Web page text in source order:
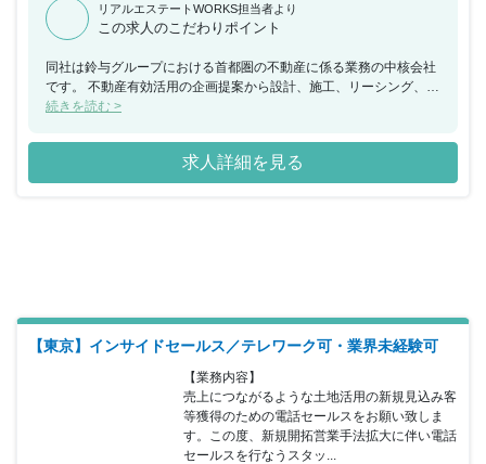
リアルエステートWORKS担当者より
この求人のこだわりポイント
同社は鈴与グループにおける首都圏の不動産に係る業務の中核会社
です。 不動産有効活用の企画提案から設計、施工、リーシング、ビ
ル管理までを一貫して行い、その全てに営業担当としてかかわるこ
頼を得られる仕事で、会社の成長とともに社員個人としても成長で
きる会社です。 当ポジションについて、営業エリアの地権者に対し
持続可能な不動産有効活用コンサルティングを行い、契約の締結に
間の採用と営業地盤に直行し直帰する働き方を通して自身で仕事の
効率化を実現していただきます。 インセンティブは建築、売買に係
チベーションになると思います。
続きを読む >
求人詳細を見る
【東京】インサイドセールス／テレワーク可・業界未経験可
【業務内容】
売上につながるような土地活用の新規見込み客
等獲得のための電話セールスをお願い致しま
す。この度、新規開拓営業手法拡大に伴い電話
セールスを行なうスタッ...